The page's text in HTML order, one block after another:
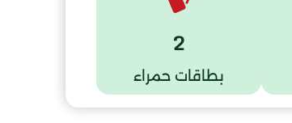
2
بطاقات حمراء